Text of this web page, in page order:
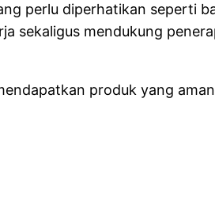
perlu diperhatikan seperti
sekaligus mendukung
produk yang